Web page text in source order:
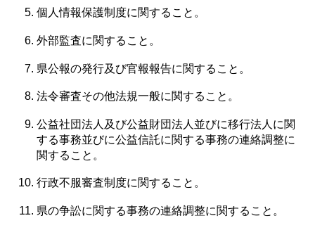
個人情報保護制度に関すること。
外部監査に関すること。
県公報の発行及び官報報告に関すること。
法令審査その他法規一般に関すること。
公益社団法人及び公益財団法人並びに移行法人に関
する事務並びに公益信託に関する事務の連絡調整に
関すること。
行政不服審査制度に関すること。
県の争訟に関する事務の連絡調整に関すること。